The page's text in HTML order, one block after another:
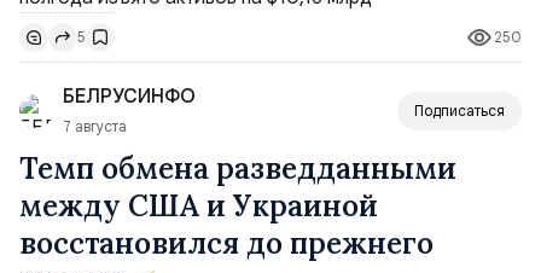
Всего зафиксировано 15 национализационных
транзакций, которые обеспечили 42,2% денежного
объёма всего российского рынка слияний и
поглощений. Крупнейшей ...
5 250
БЕЛРУСИНФО
7 августа
Подписаться
Темп обмена разведданными
между США и Украиной
восстановился до прежнего